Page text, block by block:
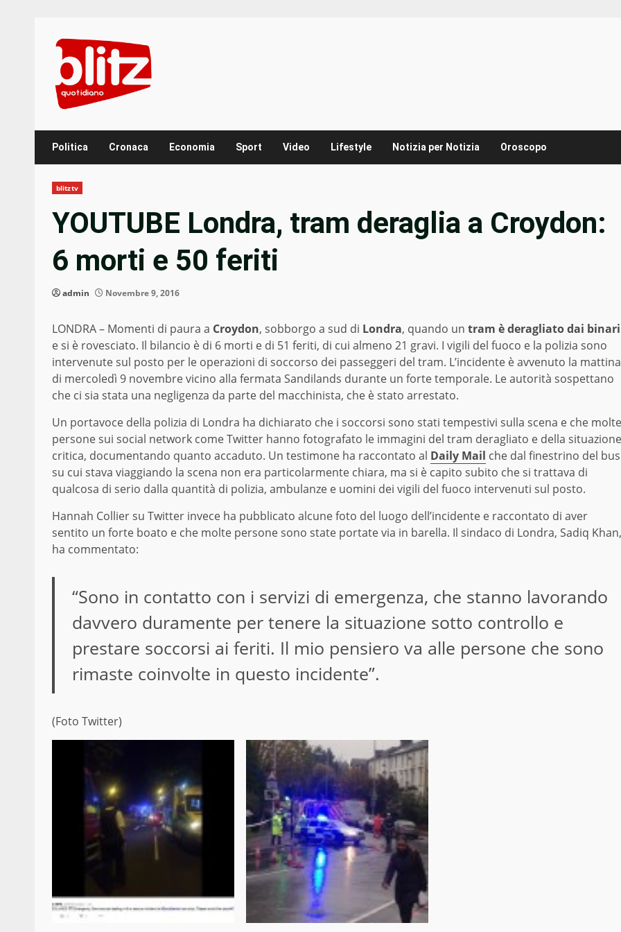
content
Politica Cronaca Economia Sport Video Lifestyle Notizia per Notizia Oroscopo
blitztv
YOUTUBE Londra, tram deraglia a Croydon:
6 morti e 50 feriti
admin Novembre 9, 2016
LONDRA – Momenti di paura a Croydon, sobborgo a sud di Londra, quando un tram è deragliato dai binari
e si è rovesciato. Il bilancio è di 6 morti e di 51 feriti, di cui almeno 21 gravi. I vigili del fuoco e la polizia sono
intervenute sul posto per le operazioni di soccorso dei passeggeri del tram. L’incidente è avvenuto la mattina
di mercoledì 9 novembre vicino alla fermata Sandilands durante un forte temporale. Le autorità sospettano
che ci sia stata una negligenza da parte del macchinista, che è stato arrestato.
Un portavoce della polizia di Londra ha dichiarato che i soccorsi sono stati tempestivi sulla scena e che molte
persone sui social network come Twitter hanno fotografato le immagini del tram deragliato e della situazione
critica, documentando quanto accaduto. Un testimone ha raccontato al Daily Mail che dal finestrino del bus
su cui stava viaggiando la scena non era particolarmente chiara, ma si è capito subito che si trattava di
qualcosa di serio dalla quantità di polizia, ambulanze e uomini dei vigili del fuoco intervenuti sul posto.
Hannah Collier su Twitter invece ha pubblicato alcune foto del luogo dell’incidente e raccontato di aver
sentito un forte boato e che molte persone sono state portate via in barella. Il sindaco di Londra, Sadiq Khan,
ha commentato:
“Sono in contatto con i servizi di emergenza, che stanno lavorando
davvero duramente per tenere la situazione sotto controllo e
prestare soccorsi ai feriti. Il mio pensiero va alle persone che sono
rimaste coinvolte in questo incidente”.
(Foto Twitter)